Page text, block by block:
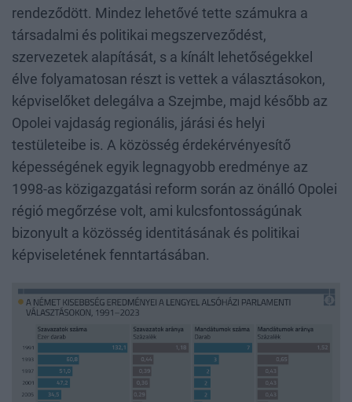
rendeződött. Mindez lehetővé tette számukra a
társadalmi és politikai megszerveződést,
szervezetek alapítását, s a kínált lehetőségekkel
élve folyamatosan részt is vettek a választásokon,
képviselőket delegálva a Szejmbe, majd később az
Opolei vajdaság regionális, járási és helyi
testületeibe is. A közösség érdekérvényesítő
képességének egyik legnagyobb eredménye az
1998-as közigazgatási reform során az önálló Opolei
régió megőrzése volt, ami kulcsfontosságúnak
bizonyult a közösség identitásának és politikai
képviseletének fenntartásában.